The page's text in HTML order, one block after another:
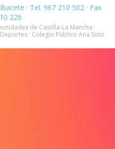
· Tel. 967 210 502 · Fax
226
de Castilla-La Mancha ·
· Colegio Público Ana Soto